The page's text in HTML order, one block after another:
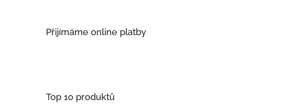
Přijímáme online platby
Top 10 produktů